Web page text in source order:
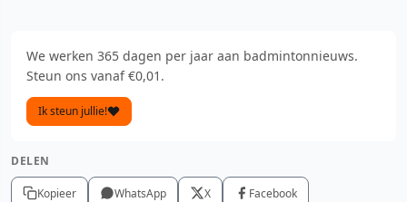
We werken 365 dagen per jaar aan badmintonnieuws.
Steun ons vanaf €0,01.
Ik steun jullie!
DELEN
Kopieer WhatsApp X Facebook